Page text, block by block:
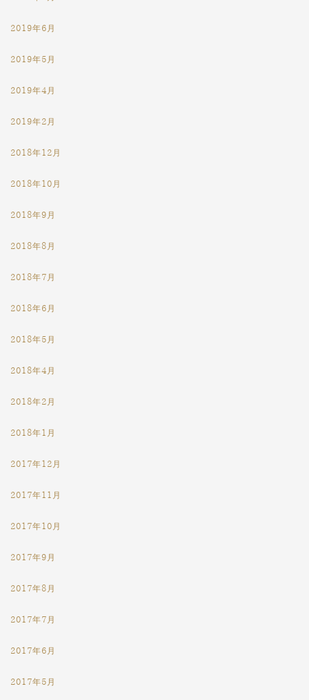
2019年6月
2019年5月
2019年4月
2019年2月
2018年12月
2018年10月
2018年9月
2018年8月
2018年7月
2018年6月
2018年5月
2018年4月
2018年2月
2018年1月
2017年12月
2017年11月
2017年10月
2017年9月
2017年8月
2017年7月
2017年6月
2017年5月